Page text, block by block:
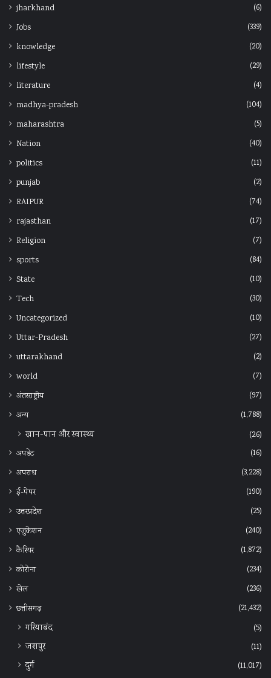
jharkhand
(6)
Jobs
(339)
knowledge
(20)
lifestyle
(29)
literature
(4)
madhya-pradesh
(104)
maharashtra
(5)
Nation
(40)
politics
(11)
punjab
(2)
RAIPUR
(74)
rajasthan
(17)
Religion
(7)
sports
(84)
State
(10)
Tech
(30)
Uncategorized
(10)
Uttar-Pradesh
(27)
uttarakhand
(2)
world
(7)
अंतरराष्ट्रीय
(97)
अन्‍य
(1,788)
खान-पान और स्वास्थ्य (26)
अपडेट
(16)
अपराध
(3,228)
ई-पेपर
(190)
उत्तरप्रदेश
(25)
एजुकेशन
(240)
कैरियर
(1,872)
कोरोना
(234)
खेल
(236)
छत्तीसगढ़
(21,432)
गरियाबंद
(5)
जशपुर
(11)
दुर्ग
(11,017)